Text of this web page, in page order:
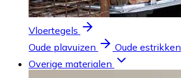
Vloertegels
Oude plavuizen
Oude estrikken
Overige materialen